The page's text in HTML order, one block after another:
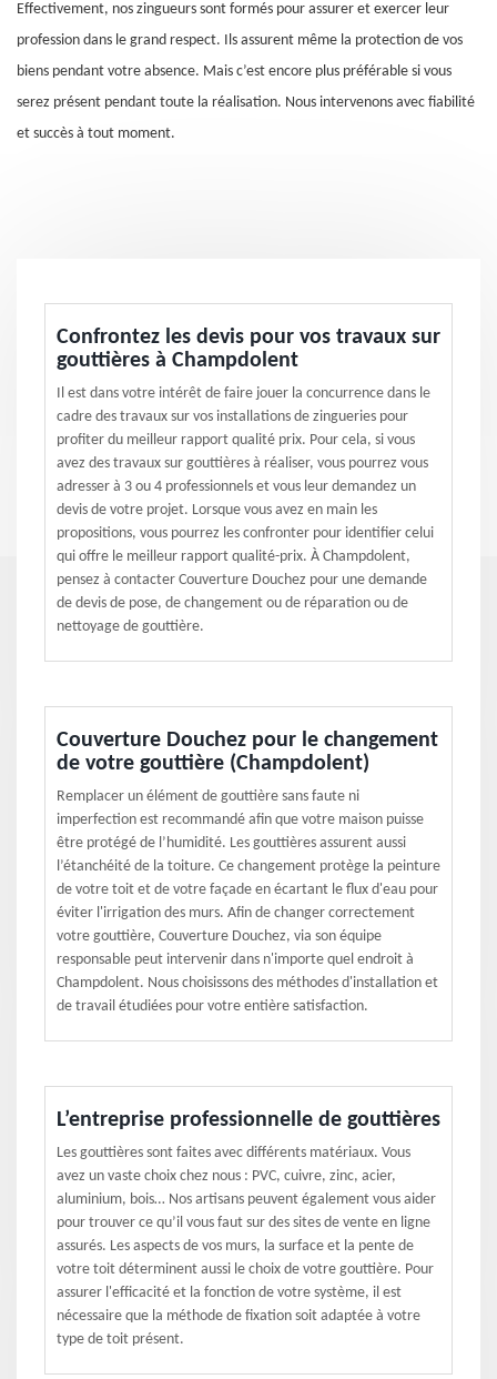
Effectivement, nos zingueurs sont formés pour assurer et exercer leur
profession dans le grand respect. Ils assurent même la protection de vos
biens pendant votre absence. Mais c’est encore plus préférable si vous
serez présent pendant toute la réalisation. Nous intervenons avec fiabilité
et succès à tout moment.
Confrontez les devis pour vos travaux sur
gouttières à Champdolent
Il est dans votre intérêt de faire jouer la concurrence dans le
cadre des travaux sur vos installations de zingueries pour
profiter du meilleur rapport qualité prix. Pour cela, si vous
avez des travaux sur gouttières à réaliser, vous pourrez vous
adresser à 3 ou 4 professionnels et vous leur demandez un
devis de votre projet. Lorsque vous avez en main les
propositions, vous pourrez les confronter pour identifier celui
qui offre le meilleur rapport qualité-prix. À Champdolent,
pensez à contacter Couverture Douchez pour une demande
de devis de pose, de changement ou de réparation ou de
nettoyage de gouttière.
Couverture Douchez pour le changement
de votre gouttière (Champdolent)
Remplacer un élément de gouttière sans faute ni
imperfection est recommandé afin que votre maison puisse
être protégé de l’humidité. Les gouttières assurent aussi
l’étanchéité de la toiture. Ce changement protège la peinture
de votre toit et de votre façade en écartant le flux d'eau pour
éviter l'irrigation des murs. Afin de changer correctement
votre gouttière, Couverture Douchez, via son équipe
responsable peut intervenir dans n'importe quel endroit à
Champdolent. Nous choisissons des méthodes d'installation et
de travail étudiées pour votre entière satisfaction.
L’entreprise professionnelle de gouttières
Les gouttières sont faites avec différents matériaux. Vous
avez un vaste choix chez nous : PVC, cuivre, zinc, acier,
aluminium, bois… Nos artisans peuvent également vous aider
pour trouver ce qu’il vous faut sur des sites de vente en ligne
assurés. Les aspects de vos murs, la surface et la pente de
votre toit déterminent aussi le choix de votre gouttière. Pour
assurer l'efficacité et la fonction de votre système, il est
nécessaire que la méthode de fixation soit adaptée à votre
type de toit présent.